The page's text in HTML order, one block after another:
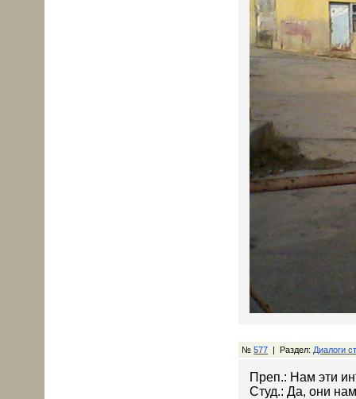
№577 | Раздел: Диалоги
Преп.: Нам эти
Студ.: Да, они